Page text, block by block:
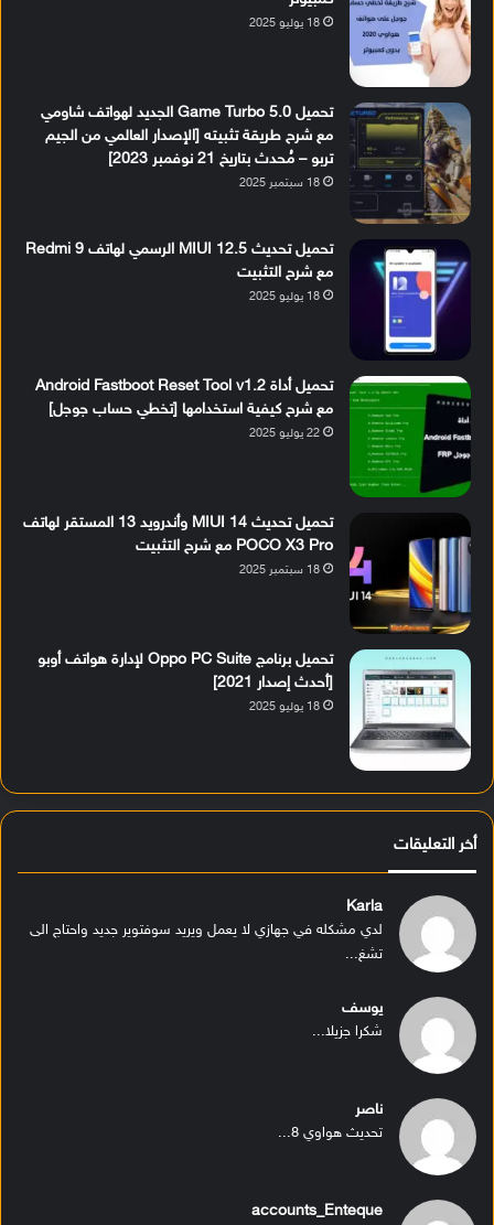
18 يوليو 2025
تحميل Game Turbo 5.0 الجديد لهواتف شاومي
مع شرح طريقة تثبيته [الإصدار العالمي من الجيم
تربو – مُحدث بتاريخ 21 نوفمبر 2023]
18 سبتمبر 2025
تحميل تحديث MIUI 12.5 الرسمي لهاتف Redmi 9
مع شرح التثبيت
18 يوليو 2025
تحميل أداة Android Fastboot Reset Tool v1.2
مع شرح كيفية استخدامها [تخطي حساب جوجل]
22 يوليو 2025
تحميل تحديث MIUI 14 وأندرويد 13 المستقر لهاتف
POCO X3 Pro مع شرح التثبيت
18 سبتمبر 2025
تحميل برنامج Oppo PC Suite لإدارة هواتف أوبو
[أحدث إصدار 2021]
18 يوليو 2025
أخر التعليقات
Karla
لدي مشكله في جهازي لا يعمل ويريد سوفتوير جديد واحتاج الى
تشغ...
يوسف
شكرا جزيلا...
ناصر
تحديث هواوي 8...
accounts_Enteque